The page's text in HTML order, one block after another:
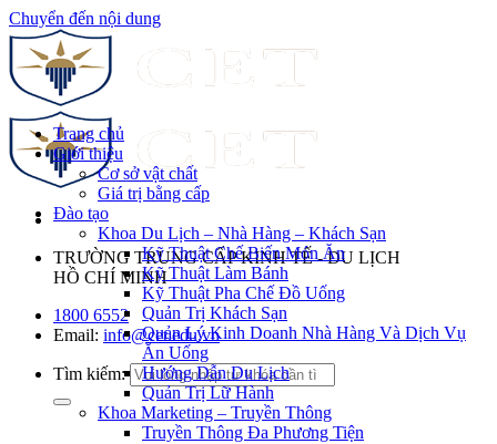
Chuyển đến nội dung
TRƯỜNG TRUNG CẤP KINH TẾ - DU LỊCH
HỒ CHÍ MINH
1800 6552
Email: info@cet.edu.vn
Tìm kiếm:
Trang chủ
Giới thiệu
Cơ sở vật chất
Giá trị bằng cấp
Đào tạo
Khoa Du Lịch – Nhà Hàng – Khách Sạn
Kỹ Thuật Chế Biến Món Ăn
Kỹ Thuật Làm Bánh
Kỹ Thuật Pha Chế Đồ Uống
Quản Trị Khách Sạn
Quản Lý Kinh Doanh Nhà Hàng Và Dịch Vụ
Ăn Uống
Hướng Dẫn Du Lịch
Quản Trị Lữ Hành
Khoa Marketing – Truyền Thông
Truyền Thông Đa Phương Tiện